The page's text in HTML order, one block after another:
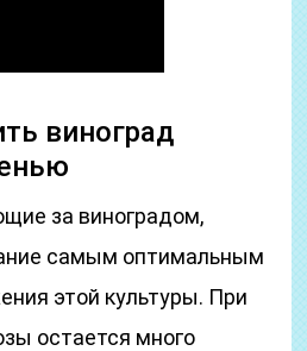
виноград
за виноградом,
самым оптимальным
этой культуры. При
остается много